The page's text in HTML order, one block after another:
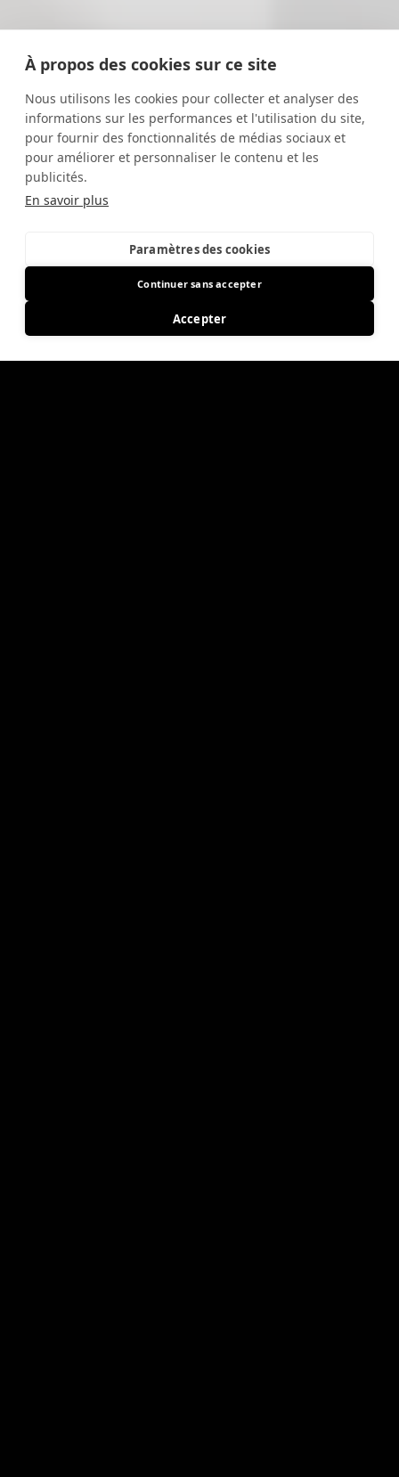
À propos des cookies sur ce site
Nous utilisons les cookies pour collecter et analyser des
informations sur les performances et l'utilisation du site,
pour fournir des fonctionnalités de médias sociaux et
pour améliorer et personnaliser le contenu et les
publicités.
En savoir plus
Paramètres des cookies
Continuer sans accepter
Accepter